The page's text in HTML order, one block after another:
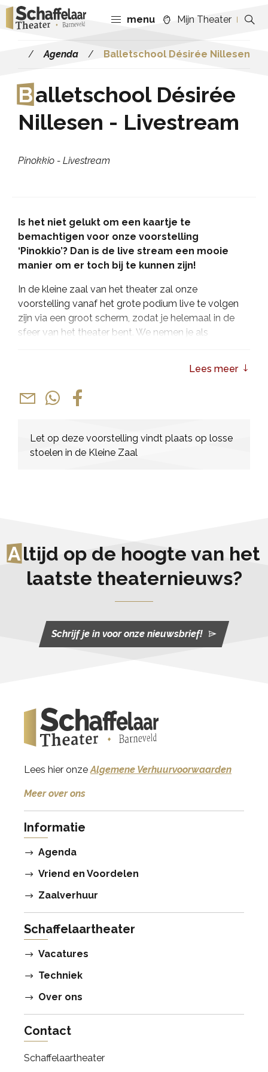
menu Mijn Theater
Agenda Balletschool Désirée Nillesen
Balletschool Désirée
Nillesen - Livestream
Pinokkio - Livestream
Is het niet gelukt om een kaartje te
bemachtigen voor onze voorstelling
‘Pinokkio’? Dan is de live stream een mooie
manier om er toch bij te kunnen zijn!
In de kleine zaal van het theater zal onze
voorstelling vanaf het grote podium live te volgen
zijn via een groot scherm, zodat je helemaal in de
sfeer van het theater bent. We nemen je als
voorstelling gezellig mee kunt kletsen. De pauzes
van beide zalen zullen gelijk lopen.
dansers met trots op te vangen zodra ze door de
artiestendeur naar de foyer komen.
Lees meer
Let op deze voorstelling vindt plaats op losse
stoelen in de Kleine Zaal
Altijd op de hoogte van het
laatste theaternieuws?
Schrijf je in voor onze nieuwsbrief!
Lees hier onze Algemene Verhuurvoorwaarden
Meer over ons
Informatie
Agenda
Vriend en Voordelen
Zaalverhuur
Schaffelaartheater
Vacatures
Techniek
Over ons
Contact
Schaffelaartheater